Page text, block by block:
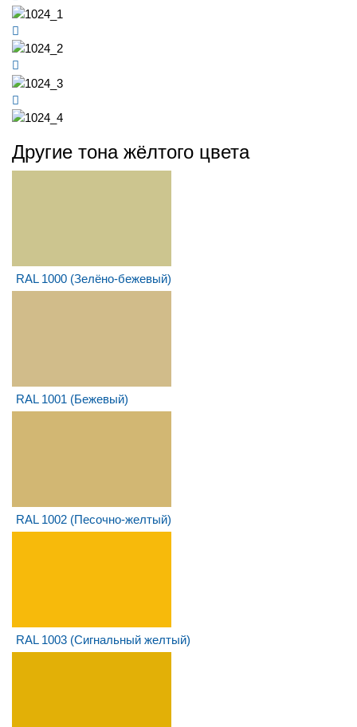
Другие тона жёлтого цвета
RAL 1000 (Зелёно-бежевый)
RAL 1001 (Бежевый)
RAL 1002 (Песочно-желтый)
RAL 1003 (Сигнальный желтый)